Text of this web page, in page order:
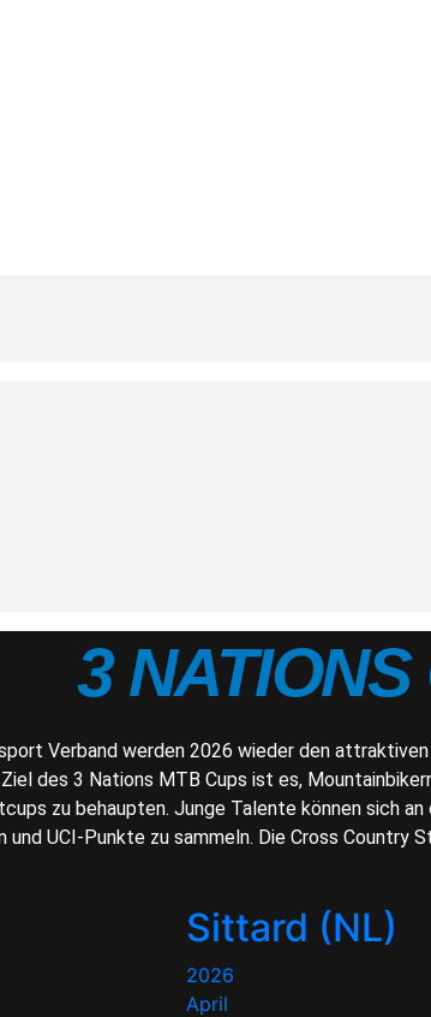
3 NATIONS
Verband werden 2026 wieder den
des 3 Nations MTB Cups ist es,
zu behaupten. Junge Talente können sich
UCI-Punkte zu sammeln. Die Cross Country
Sittard (NL)
2026
April